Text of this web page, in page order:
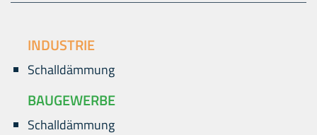
INDUSTRIE
Schalldämmung
BAUGEWERBE
Schalldämmung